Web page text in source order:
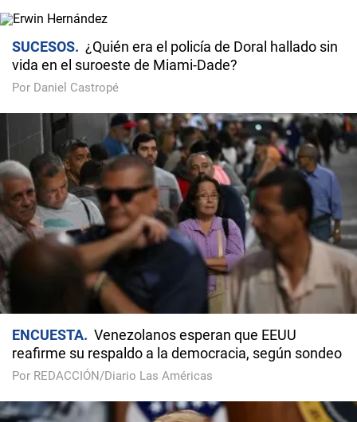
SUCESOS
¿Quién era el policía de Doral hallado sin
vida en el suroeste de Miami-Dade?
Por Daniel Castropé
ENCUESTA
Venezolanos esperan que EEUU
reafirme su respaldo a la democracia, según sondeo
Por REDACCIÓN/Diario Las Américas